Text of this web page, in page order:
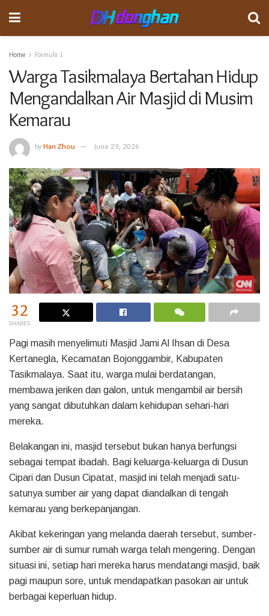
Home Formula 1
Warga Tasikmalaya Bertahan Hidup
Mengandalkan Air Masjid di Musim
Kemarau
byHan Zhou June 29, 2026
32
SHARES
Pagi masih menyelimuti Masjid Jami Al Ihsan di Desa
Kertanegla, Kecamatan Bojonggambir, Kabupaten
Tasikmalaya. Saat itu, warga mulai berdatangan,
membawa jeriken dan galon, untuk mengambil air bersih
yang sangat dibutuhkan dalam kehidupan sehari-hari
mereka.
Belakangan ini, masjid tersebut bukan hanya berfungsi
sebagai tempat ibadah. Bagi keluarga-keluarga di Dusun
Cipari dan Dusun Cipatat, masjid ini telah menjadi satu-
satunya sumber air yang dapat diandalkan di tengah
kemarau yang berkepanjangan.
Akibat kekeringan yang melanda daerah tersebut, sumber-
sumber air di sumur rumah warga telah mengering. Dengan
situasi ini, setiap hari mereka harus mendatangi masjid, baik
pagi maupun sore, untuk mendapatkan pasokan air untuk
berbagai keperluan hidup.